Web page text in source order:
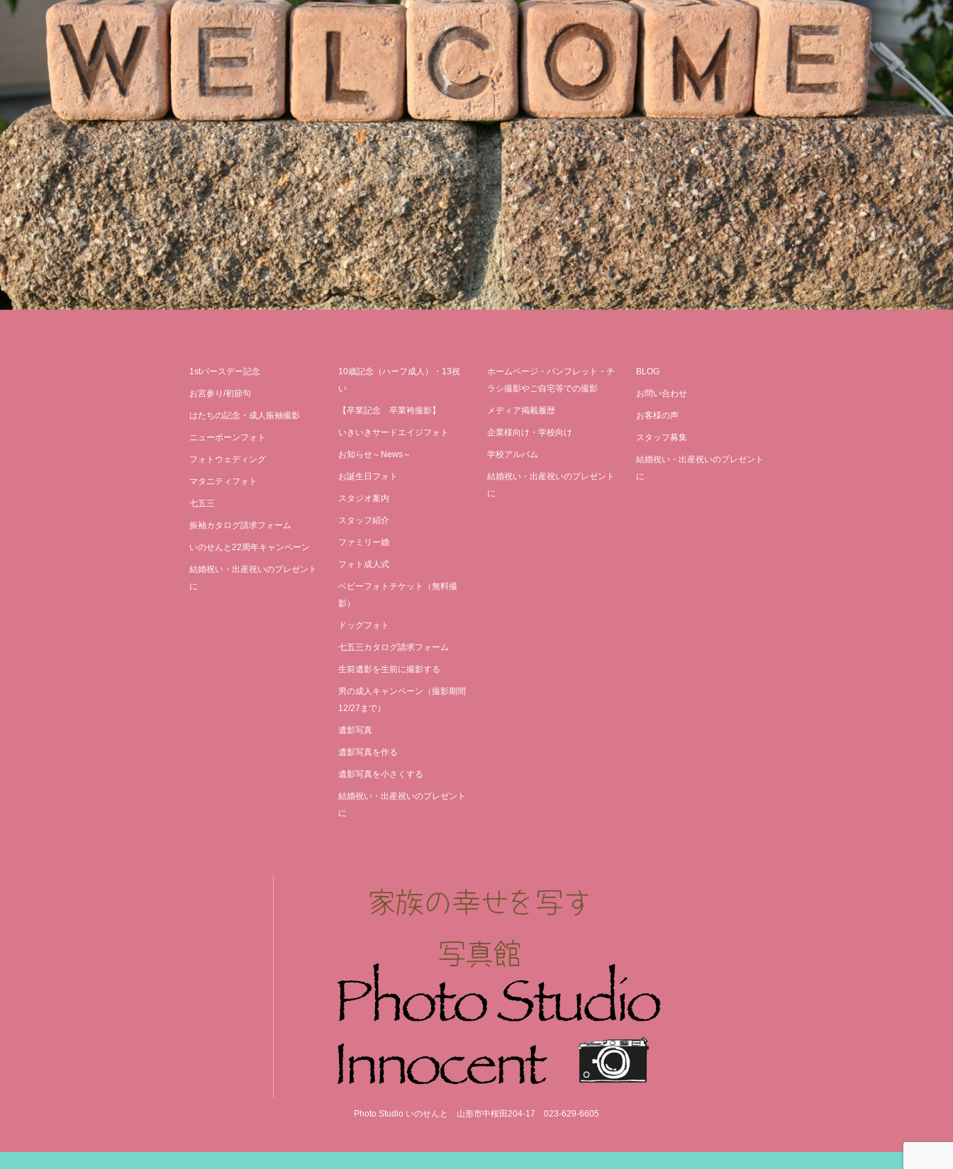
1stバースデー記念
お宮参り/初節句
はたちの記念・成人振袖撮影
ニューボーンフォト
フォトウェディング
マタニティフォト
七五三
振袖カタログ請求フォーム
いのせんと22周年キャンペーン
結婚祝い・出産祝いのプレゼント
に
10歳記念（ハーフ成人）・13祝
い
【卒業記念 卒業袴撮影】
いきいきサードエイジフォト
お知らせ～News～
お誕生日フォト
スタジオ案内
スタッフ紹介
ファミリー婚
フォト成人式
ベビーフォトチケット（無料撮
影）
ドッグフォト
七五三カタログ請求フォーム
生前遺影を生前に撮影する
男の成人キャンペーン（撮影期間
12/27まで）
遺影写真
遺影写真を作る
遺影写真を小さくする
結婚祝い・出産祝いのプレゼント
に
ホームページ・パンフレット・チ
ラシ撮影やご自宅等での撮影
メディア掲載履歴
企業様向け・学校向け
学校アルバム
結婚祝い・出産祝いのプレゼント
に
BLOG
お問い合わせ
お客様の声
スタッフ募集
結婚祝い・出産祝いのプレゼント
に
Photo Studio いのせんと 山形市中桜田204-17 023-629-6605